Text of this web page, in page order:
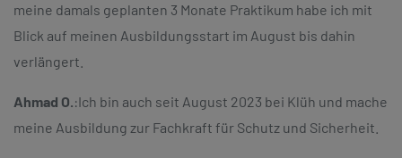
meine damals geplanten 3 Monate Praktikum habe ich mit
Blick auf meinen Ausbildungsstart im August bis dahin
verlängert.
Ahmad O.:Ich bin auch seit August 2023 bei Klüh und mache
meine Ausbildung zur Fachkraft für Schutz und Sicherheit.